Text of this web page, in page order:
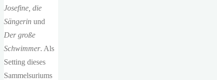
Josefine, die
Sängerin und
Der große
Schwimmer. Als
Setting dieses
Sammelsuriums